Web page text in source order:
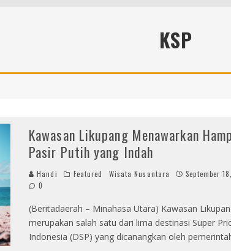
KSP
Kawasan Likupang Menawarkan
Pasir Putih yang Indah
Handi Featured Wisata Nusantara
September
0
(Beritadaerah – Minahasa Utara) Kawasan
merupakan salah satu dari lima destinasi Super
Indonesia (DSP) yang dicanangkan oleh